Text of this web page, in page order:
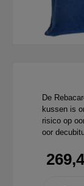
De
kussen is
risico op
oor